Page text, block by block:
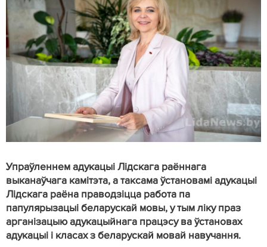
Упраўленнем адукацыі Лідскага раённага
выканаўчага камітэта, а таксама ўстановамі адукацыі
Лідскага раёна праводзіцца работа па
папулярызацыі беларускай мовы, у тым ліку праз
арганізацыю адукацыйнага працэсу ва ўстановах
адукацыі і класах з беларускай мовай навучання.